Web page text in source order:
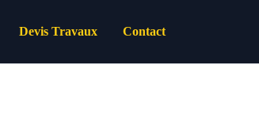
Devis Travaux Contact